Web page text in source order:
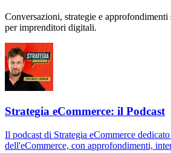
Conversazioni, strategie e
per imprenditori digitali.
Strategia eCommerce: il Podcast
Il podcast di Strategia eCommerce
dell'eCommerce, con approfondimenti,